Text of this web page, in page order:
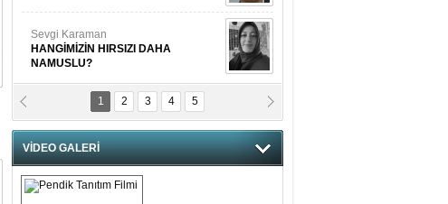
Sevgi Karaman
HANGİMİZİN HIRSIZI DAHA
NAMUSLU?
Prof. Dr. Cahit Kurbanoğlu
Fatma Saçak Akbulut
SANAL KERHANE!
1 2 3 4 5
VİDEO GALERİ